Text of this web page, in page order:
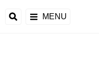
MENU